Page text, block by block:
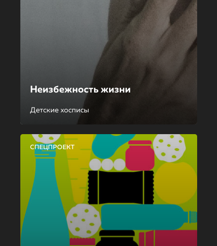
Неизбежность жизни
Детские хосписы
СПЕЦПРОЕКТ